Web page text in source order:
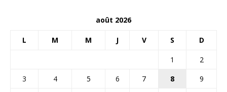
août 2026
L M M J V S D
1
2
3
4 5 6 7 8
9